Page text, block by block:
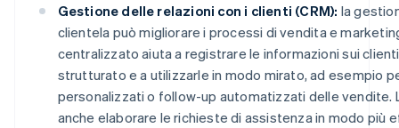
Gestione delle relazioni con i clienti (CRM): la
clientela può migliorare i processi di vendita e
centralizzato aiuta a registrare le informazioni sui
strutturato e a utilizzarle in modo mirato, ad esempio
personalizzati o follow-up automatizzati delle vendite.
anche elaborare le richieste di assistenza in modo più